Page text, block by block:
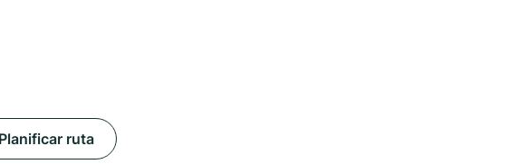
Planificar ruta